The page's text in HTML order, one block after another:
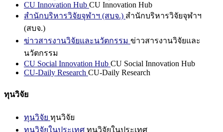
CU Innovation Hub CU Innovation Hub
สำนักบริหารวิจัยจุฬาฯ (สบจ.) สำนักบริหารวิจัยจุฬาฯ
(สบจ.)
ข่าวสารงานวิจัยและนวัตกรรม ข่าวสารงานวิจัยและ
นวัตกรรม
CU Social Innovation Hub CU Social Innovation Hub
CU-Daily Research CU-Daily Research
ทุนวิจัย
ทุนวิจัย ทุนวิจัย
ทุนวิจัยในประเทศ ทุนวิจัยในประเทศ